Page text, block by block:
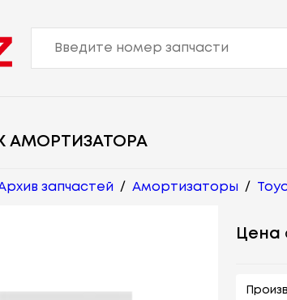
АМОРТИЗАТОРА
запчастей / Амортизаторы /
Цена